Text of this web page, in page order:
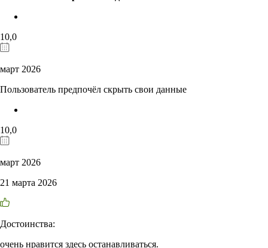
10,0
март 2026
Пользователь предпочёл скрыть свои данные
10,0
март 2026
21 марта 2026
Достоинства:
очень нравится здесь останавливаться.